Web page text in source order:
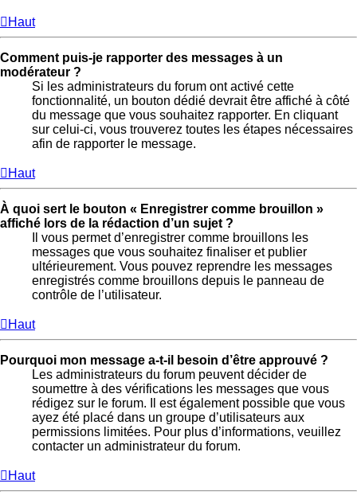
Haut
Comment puis-je rapporter des messages à un
modérateur ?
Si les administrateurs du forum ont activé cette
fonctionnalité, un bouton dédié devrait être affiché à côté
du message que vous souhaitez rapporter. En cliquant
sur celui-ci, vous trouverez toutes les étapes nécessaires
afin de rapporter le message.
Haut
À quoi sert le bouton « Enregistrer comme brouillon »
affiché lors de la rédaction d’un sujet ?
Il vous permet d’enregistrer comme brouillons les
messages que vous souhaitez finaliser et publier
ultérieurement. Vous pouvez reprendre les messages
enregistrés comme brouillons depuis le panneau de
contrôle de l’utilisateur.
Haut
Pourquoi mon message a-t-il besoin d’être approuvé ?
Les administrateurs du forum peuvent décider de
soumettre à des vérifications les messages que vous
rédigez sur le forum. Il est également possible que vous
ayez été placé dans un groupe d’utilisateurs aux
permissions limitées. Pour plus d’informations, veuillez
contacter un administrateur du forum.
Haut